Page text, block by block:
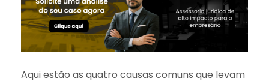
Aqui estão as quatro causas comuns que levam